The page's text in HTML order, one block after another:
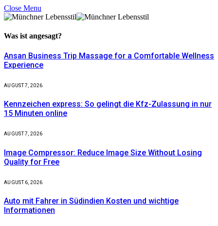
Close Menu
Was ist angesagt?
Ansan Business Trip Massage for a Comfortable Wellness
Experience
AUGUST 7, 2026
Kennzeichen express: So gelingt die Kfz-Zulassung in nur
15 Minuten online
AUGUST 7, 2026
Image Compressor: Reduce Image Size Without Losing
Quality for Free
AUGUST 6, 2026
Auto mit Fahrer in Südindien Kosten und wichtige
Informationen